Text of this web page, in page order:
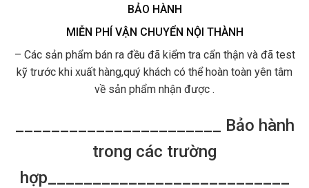
BẢO HÀNH
MIỄN PHÍ VẬN CHUYỂN NỘI THÀNH
– Các sản phẩm bán ra đều đã kiểm tra cẩn thận và đã test
kỹ trước khi xuất hàng,quý khách có thể hoàn toàn yên tâm
về sản phẩm nhận được .
_______________________ Bảo hành
trong các trường
hợp___________________________